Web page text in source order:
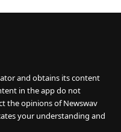
and obtains its content
in the app do not
the opinions of Newswav
your understanding and